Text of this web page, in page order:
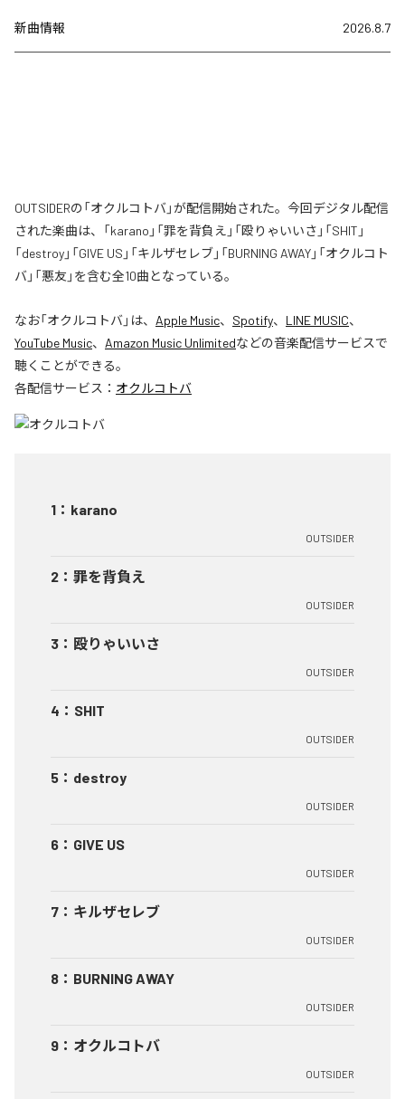
新曲情報 2026.8.7
OUTSIDERの「オクルコトバ」が配信開始された。今回デジタル配信
された楽曲は、「karano」「罪を背負え」「殴りゃいいさ」「SHIT」
「destroy」「GIVE US」「キルザセレブ」「BURNING AWAY」「オクルコト
バ」「悪友」を含む全10曲となっている。
なお「オクルコトバ」は、 Apple Music、 Spotify、 LINE MUSIC、
YouTube Music、 Amazon Music Unlimitedなどの音楽配信サービスで
聴くことができる。
各配信サービス： オクルコトバ
1 ： karano
OUTSIDER
2 ： 罪を背負え
OUTSIDER
3 ： 殴りゃいいさ
OUTSIDER
4 ： SHIT
OUTSIDER
5 ： destroy
OUTSIDER
6 ： GIVE US
OUTSIDER
7 ： キルザセレブ
OUTSIDER
8 ： BURNING AWAY
OUTSIDER
9 ： オクルコトバ
OUTSIDER